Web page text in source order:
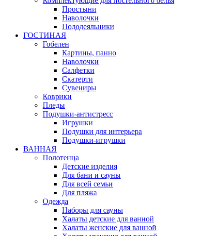
Простыни
Наволочки
Пододеяльники
ГОСТИНАЯ
Гобелен
Картины, панно
Наволочки
Салфетки
Скатерти
Сувениры
Коврики
Пледы
Подушки-антистресс
Игрушки
Подушки для интерьера
Подушки-игрушки
ВАННАЯ
Полотенца
Детские изделия
Для бани и сауны
Для всей семьи
Для пляжа
Одежда
Наборы для сауны
Халаты детские для ванной
Халаты женские для ванной